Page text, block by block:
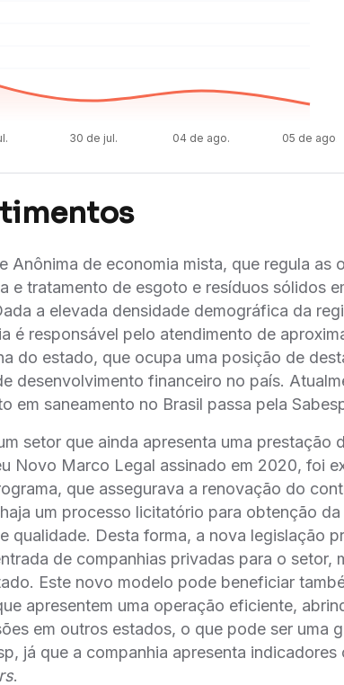
30 de jul. 04 de ago. 05 de ago.
Anônima de economia mista, que regula as
e tratamento de esgoto e resíduos sólidos
a elevada densidade demográfica da
é responsável pelo atendimento de
do estado, que ocupa uma posição de
desenvolvimento financeiro no país.
em saneamento no Brasil passa pela
setor que ainda apresenta uma prestação
Novo Marco Legal assinado em 2020, foi
que assegurava a renovação do
um processo licitatório para obtenção
qualidade. Desta forma, a nova legislação
de companhias privadas para o setor,
Este novo modelo pode beneficiar
apresentem uma operação eficiente,
em outros estados, o que pode ser uma
já que a companhia apresenta indicadores
.